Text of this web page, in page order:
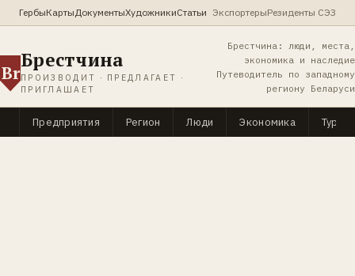
ГербыКартыДокументыХудожникиСтатьи ЭкспортерыРезиденты СЭЗ
Br
Брестчина
ПРОИЗВОДИТ · ПРЕДЛАГАЕТ ·
ПРИГЛАШАЕТ
Брестчина: люди, места,
экономика и наследие
Путеводитель по западному
региону Беларуси
Предприятия Регион Люди Экономика